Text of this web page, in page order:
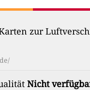
zur
Nicht